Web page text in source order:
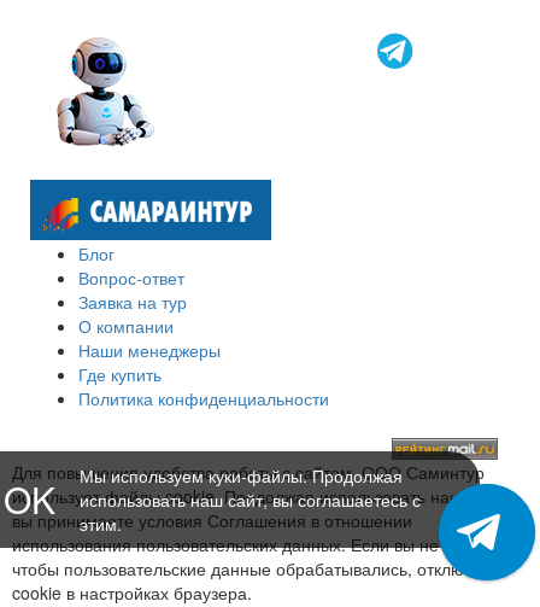
Блог
Вопрос-ответ
Заявка на тур
О компании
Наши менеджеры
Где купить
Политика конфиденциальности
Для повышения удобства работы с сайтом, ООО Саминтур
использует файлы cookie. Продолжая использовать наш сайт,
вы принимаете условия Соглашения в отношении
использования пользовательских данных. Если вы не хотите,
чтобы пользовательские данные обрабатывались, отключите
cookie в настройках браузера.
OK
Мы используем куки-файлы. Продолжая
использовать наш сайт, вы соглашаетесь с
этим.